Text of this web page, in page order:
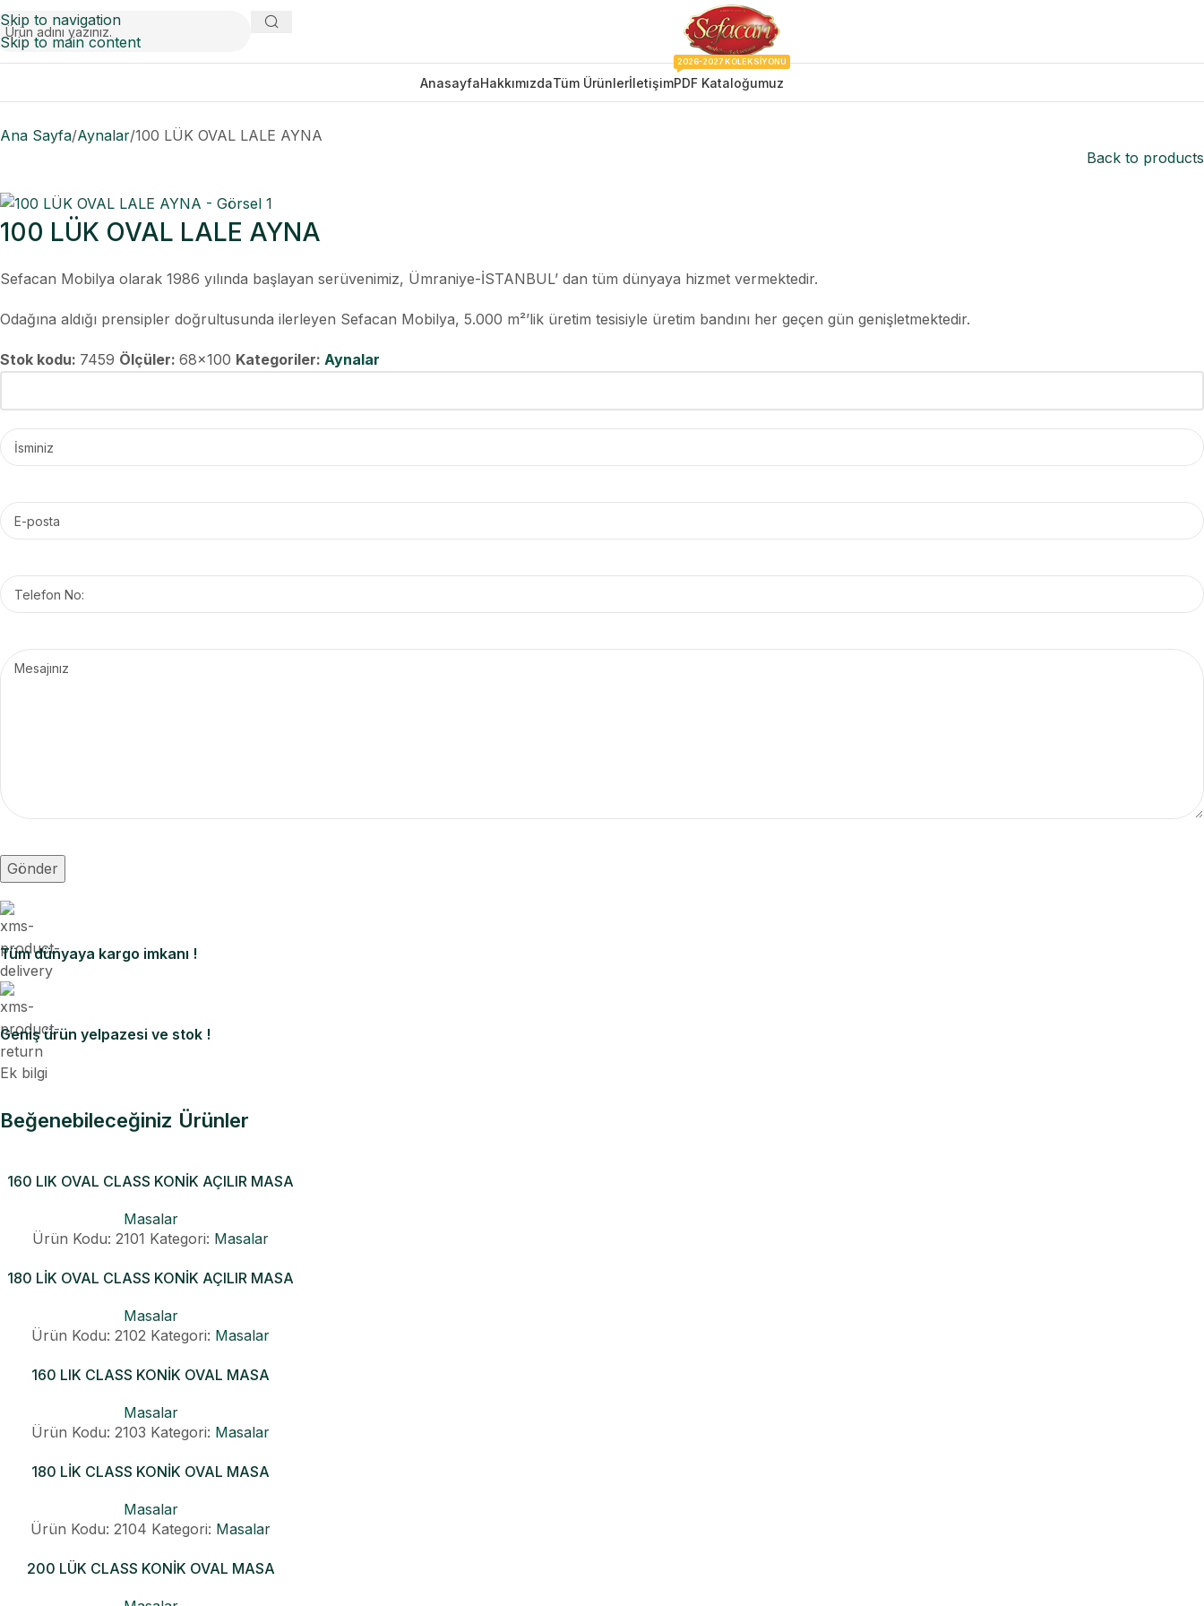
Skip to navigation
Skip to main content
AnasayfaHakkımızdaTüm ÜrünlerİletişimPDF Kataloğumuz
2026-2027 KOLEKSIYONU
Ana Sayfa Aynalar 100 LÜK OVAL LALE AYNA
Back to products
100 LÜK OVAL LALE AYNA
Sefacan Mobilya olarak 1986 yılında başlayan serüvenimiz, Ümraniye-İSTANBUL’ dan tüm dünyaya hizmet vermektedir.
Odağına aldığı prensipler doğrultusunda ilerleyen Sefacan Mobilya, 5.000 m²’lik üretim tesisiyle üretim bandını her geçen gün genişletmektedir.
Stok kodu: 7459 Ölçüler: 68x100 Kategoriler: Aynalar
Tüm dünyaya kargo imkanı !
Geniş ürün yelpazesi ve stok !
Ek bilgi
Beğenebileceğiniz Ürünler
160 LIK OVAL CLASS KONİK AÇILIR MASA
Masalar
Ürün Kodu: 2101 Kategori: Masalar
180 LİK OVAL CLASS KONİK AÇILIR MASA
Masalar
Ürün Kodu: 2102 Kategori: Masalar
160 LIK CLASS KONİK OVAL MASA
Masalar
Ürün Kodu: 2103 Kategori: Masalar
180 LİK CLASS KONİK OVAL MASA
Masalar
Ürün Kodu: 2104 Kategori: Masalar
200 LÜK CLASS KONİK OVAL MASA